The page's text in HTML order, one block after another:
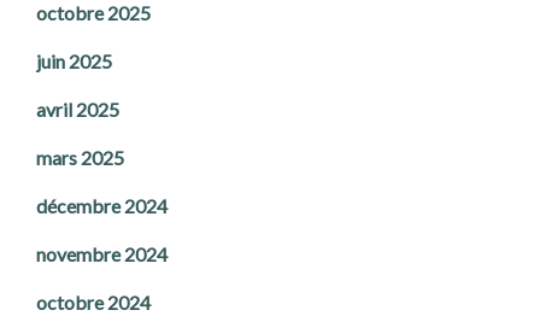
octobre 2025
juin 2025
avril 2025
mars 2025
décembre 2024
novembre 2024
octobre 2024